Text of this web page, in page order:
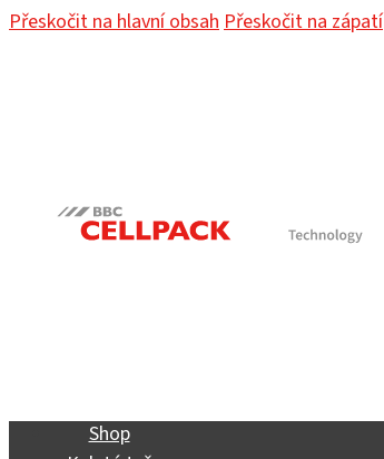
Přeskočit na hlavní obsahPřeskočit na zápatí
Shop